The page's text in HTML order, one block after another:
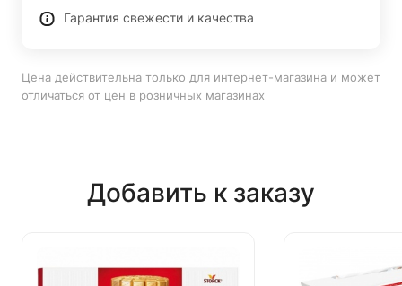
Гарантия свежести и качества
Цена действительна только для интернет-магазина и может
отличаться от цен в розничных магазинах
Добавить к заказу